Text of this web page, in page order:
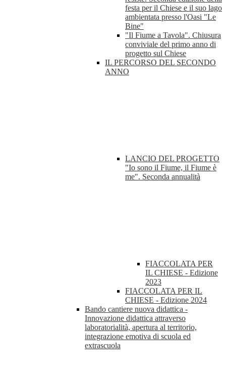
festa per il Chiese e il suo lago
ambientata presso l'Oasi "Le
Bine"
"Il Fiume a Tavola". Chiusura
conviviale del primo anno di
progetto sul Chiese
IL PERCORSO DEL SECONDO
ANNO
LANCIO DEL PROGETTO
"Io sono il Fiume, il Fiume è
me". Seconda annualità
FIACCOLATA PER
IL CHIESE - Edizione
2023
FIACCOLATA PER IL
CHIESE - Edizione 2024
Bando cantiere nuova didattica -
Innovazione didattica attraverso
laboratorialità, apertura al territorio,
integrazione emotiva di scuola ed
extrascuola